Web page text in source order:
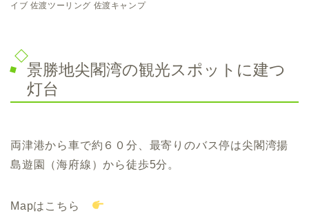
イブ 佐渡ツーリング 佐渡キャンプ
景勝地尖閣湾の観光スポットに建つ
灯台
両津港から車で約６０分、最寄りのバス停は尖閣湾揚
島遊園（海府線）から徒歩5分。
Mapはこちら